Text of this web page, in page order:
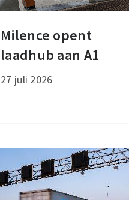
Milence opent
laadhub aan A1
27 juli 2026
Milence
opent
laadhub